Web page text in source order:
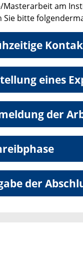
Masterarbeit am
Sie bitte
eines
der
der